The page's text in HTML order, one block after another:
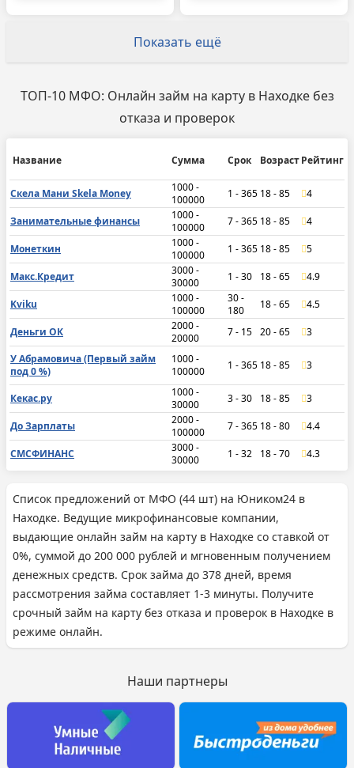
Показать ещё
ТОП-10 МФО: Онлайн займ на карту в Находке без
отказа и проверок
Название Сумма Срок ВозрастРейтинг
Скела Мани Skela Money
1000 -
100000
1 - 365 18 - 85 4
Занимательные финансы
1000 -
100000
7 - 365 18 - 85 4
Монеткин
1000 -
100000
1 - 365 18 - 85 5
Макс.Кредит
3000 -
30000
1 - 30 18 - 65 4.9
Kviku
1000 -
100000
30 -
180
18 - 65 4.5
Деньги ОК
2000 -
20000
7 - 15 20 - 65
3
У Абрамовича (Первый займ
под 0 %)
1000 -
100000
1 - 365 18 - 85 3
Кекас.ру
1000 -
30000
3 - 30 18 - 85 3
До Зарплаты
2000 -
100000
7 - 365 18 - 80 4.4
СМСФИНАНС
3000 -
30000
1 - 32 18 - 70 4.3
Список предложений от МФО (44 шт) на Юником24 в
Находке. Ведущие микрофинансовые компании,
выдающие онлайн займ на карту в Находке со ставкой от
0%, суммой до 200 000 рублей и мгновенным получением
денежных средств. Срок займа до 378 дней, время
рассмотрения займа составляет 1-3 минуты. Получите
срочный займ на карту без отказа и проверок в Находке в
режиме онлайн.
Наши партнеры